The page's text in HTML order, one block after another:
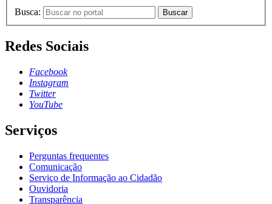
Busca: Buscar
Redes Sociais
Facebook
Instagram
Twitter
YouTube
Serviços
Perguntas frequentes
Comunicação
Serviço de Informação ao Cidadão
Ouvidoria
Transparência